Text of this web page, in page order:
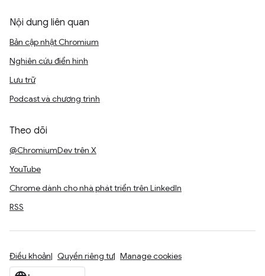
Nội dung liên quan
Bản cập nhật Chromium
Nghiên cứu điển hình
Lưu trữ
Podcast và chương trình
Theo dõi
@ChromiumDev trên X
YouTube
Chrome dành cho nhà phát triển trên LinkedIn
RSS
Điều khoản Quyền riêng tư Manage cookies